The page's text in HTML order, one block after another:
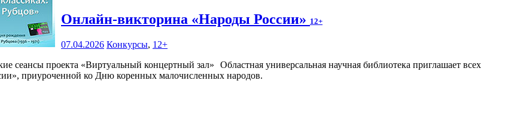
Онлайн-викторина «Народы России» 12+
07.04.2026 Конкурсы, 12+
Областная универсальная научная библиотека приглашает всех
приуроченной ко Дню коренных малочисленных народов.